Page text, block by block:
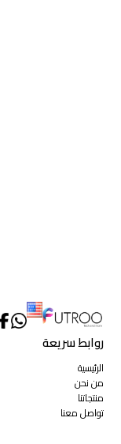
روابط سريعة
الرئيسية
من نحن
منتجاتنا
تواصل معنا